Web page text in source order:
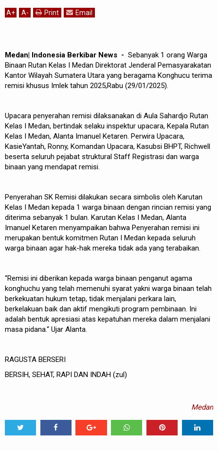
A+ A- Print Email
Medan| Indonesia Berkibar News - Sebanyak 1 orang Warga
Binaan Rutan Kelas I Medan Direktorat Jenderal Pemasyarakatan
Kantor Wilayah Sumatera Utara yang beragama Konghucu terima
remisi khusus Imlek tahun 2025,Rabu (29/01/2025).
Upacara penyerahan remisi dilaksanakan di Aula Sahardjo Rutan
Kelas I Medan, bertindak selaku inspektur upacara, Kepala Rutan
Kelas I Medan, Alanta Imanuel Ketaren. Perwira Upacara,
KasieYantah, Ronny, Komandan Upacara, Kasubsi BHPT, Richwell
beserta seluruh pejabat struktural Staff Registrasi dan warga
binaan yang mendapat remisi.
Penyerahan SK Remisi dilakukan secara simbolis oleh Karutan
Kelas I Medan kepada 1 warga binaan dengan rincian remisi yang
diterima sebanyak 1 bulan. Karutan Kelas I Medan, Alanta
Imanuel Ketaren menyampaikan bahwa Penyerahan remisi ini
merupakan bentuk komitmen Rutan I Medan kepada seluruh
warga binaan agar hak-hak mereka tidak ada yang terabaikan.
“Remisi ini diberikan kepada warga binaan penganut agama
konghuchu yang telah memenuhi syarat yakni warga binaan telah
berkekuatan hukum tetap, tidak menjalani perkara lain,
berkelakuan baik dan aktif mengikuti program pembinaan. Ini
adalah bentuk apresiasi atas kepatuhan mereka dalam menjalani
masa pidana.“ Ujar Alanta.
RAGUSTA BERSERI
BERSIH, SEHAT, RAPI DAN INDAH (zul)
Medan